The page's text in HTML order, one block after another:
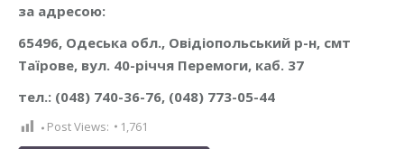
за адресою:
65496, Одеська обл., Овідіопольський р-н, смт
Таїрове, вул. 40-річчя Перемоги, каб. 37
тел.: (048) 740-36-76, (048) 773-05-44
Post Views: 1,761